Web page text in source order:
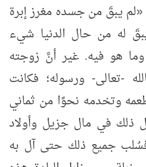
«لم يبقَ من جسده مغرز إبرة
له من حال الدنيا شيء
هو فيه. غير أنَّ زوجته
-تعالى- ورسوله؛ فكانت
وتخدمه نحوًا من ثماني
ذلك في مال جزيل وأولاد
جميع ذلك حتى آل به